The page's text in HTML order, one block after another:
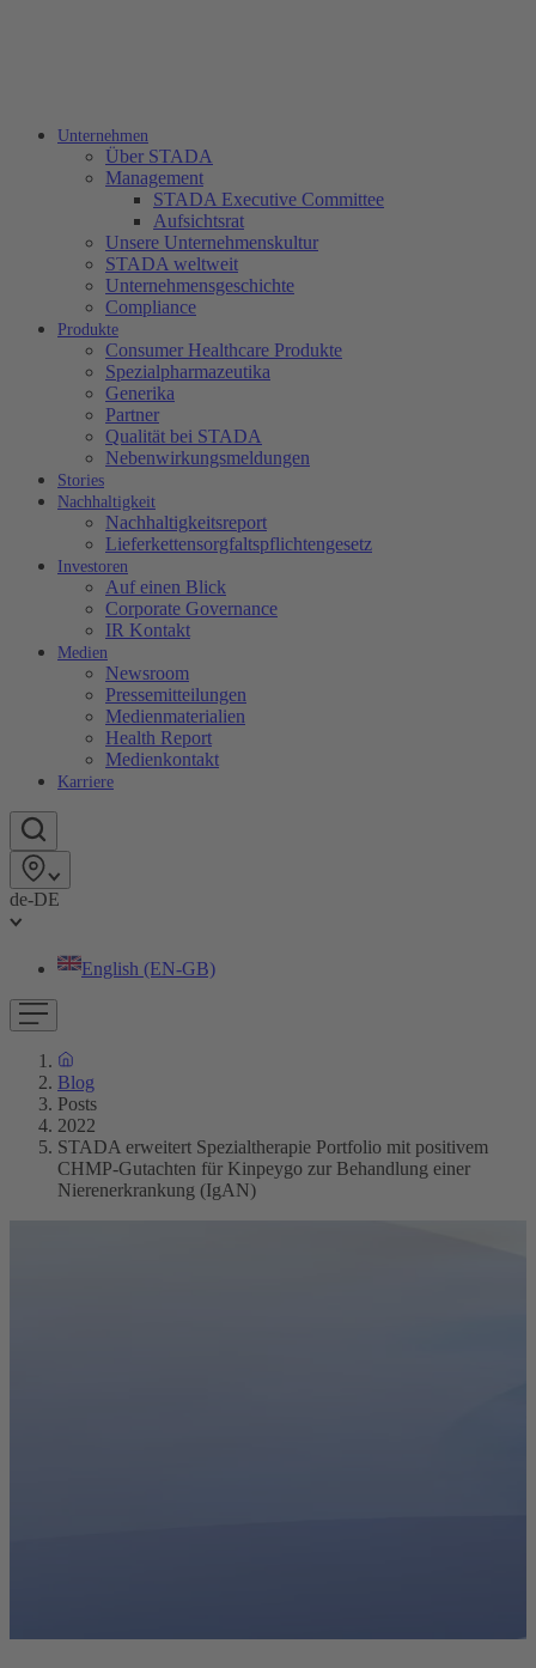
Unternehmen
Über STADA
Management
STADA Executive Committee
Aufsichtsrat
Unsere Unternehmenskultur
STADA weltweit
Unternehmensgeschichte
Compliance
Produkte
Consumer Healthcare Produkte
Spezialpharmazeutika
Generika
Partner
Qualität bei STADA
Nebenwirkungsmeldungen
Stories
Nachhaltigkeit
Nachhaltigkeitsreport
Lieferkettensorgfaltspflichtengesetz
Investoren
Auf einen Blick
Corporate Governance
IR Kontakt
Medien
Newsroom
Pressemitteilungen
Medienmaterialien
Health Report
Medienkontakt
Karriere
de-DE
English (EN-GB)
Blog
Posts
2022
STADA erweitert Spezialtherapie Portfolio mit positivem
CHMP-Gutachten für Kinpeygo zur Behandlung einer
Nierenerkrankung (IgAN)